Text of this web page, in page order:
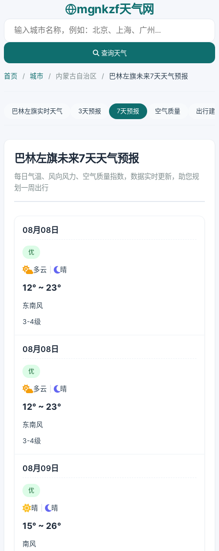
mgnkzf天气网
查询天气
首页 / 城市 / 内蒙古自治区 / 巴林左旗未来7天天气预报
巴林左旗实时天气 3天预报 7天预报 空气质量 出行建
巴林左旗未来7天天气预报
每日气温、风向风力、空气质量指数，数据实时更新，助您规
划一周出行
08月08日
优
多云 晴
12° ~ 23°
东南风
3-4级
08月08日
优
多云 晴
12° ~ 23°
东南风
3-4级
08月09日
优
晴 晴
15° ~ 26°
南风